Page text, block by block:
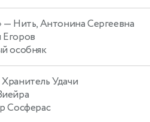
— Нить, Антонина Сергеевна
особняк
Удачи
Сосферас